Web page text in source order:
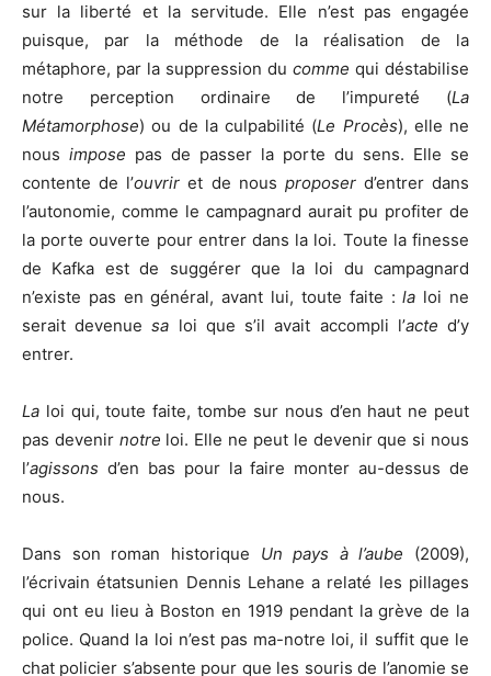
sur la liberté et la servitude. Elle n’est pas engagée
puisque, par la méthode de la réalisation de la
métaphore, par la suppression du comme qui déstabilise
notre perception ordinaire de l’impureté (La
Métamorphose) ou de la culpabilité (Le Procès), elle ne
nous impose pas de passer la porte du sens. Elle se
contente de l’ouvrir et de nous proposerd’entrer dans
l’autonomie, comme le campagnard aurait pu profiter de
la porte ouverte pour entrer dans la loi. Toute la finesse
de Kafka est de suggérer que la loi du campagnard
n’existe pas en général, avant lui, toute faite :la loi ne
serait devenuesa loi que s’il avait accompli l’acte d’y
entrer.
La loi qui, toute faite, tombe sur nous d’en haut ne peut
pas devenir notre loi. Elle ne peut le devenir que si nous
l’agissons d’en bas pour la faire monter au-dessus de
nous.
Dans son roman historique Un pays à l’aube (2009),
l’écrivain étatsunien Dennis Lehane a relaté les pillages
qui ont eu lieu à Boston en 1919 pendant la grève de la
police. Quand la loi n’est pas ma-notre loi, il suffit que le
chat policier s’absente pour que les souris de l’anomie se